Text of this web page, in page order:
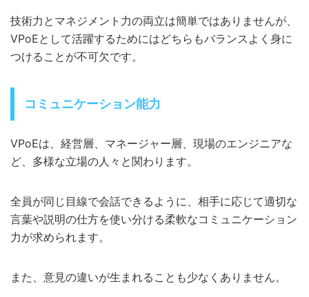
技術力とマネジメント力の両立は簡単ではありませんが、
VPoEとして活躍するためにはどちらもバランスよく身に
つけることが不可欠です。
コミュニケーション能力
VPoEは、経営層、マネージャー層、現場のエンジニアな
ど、多様な立場の人々と関わります。
全員が同じ目線で会話できるように、相手に応じて適切な
言葉や説明の仕方を使い分ける柔軟なコミュニケーション
力が求められます。
また、意見の違いが生まれることも少なくありません。